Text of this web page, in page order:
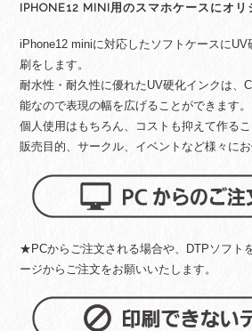
IPHONE12 MINI用のスマホケースにオリ
iPhone12 miniに対応したソフトケースに
刷をします。
耐水性・耐久性に優れたUV硬化インクは、
能なので表現の幅を広げることができます。
個人使用はもちろん、コストも抑えて作る
販売目的、サークル、イベントなど様々にお
★PCからご注文される場合や、DTPソフト
ージからご注文をお願いいたします。